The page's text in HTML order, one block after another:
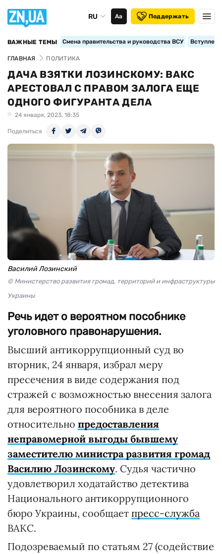
RU Аа Поддержать
ВАЖНЫЕ ТЕМЫ Смена правительства и руководства ВСУ
ГЛАВНАЯ ПОЛИТИКА
ДАЧА ВЗЯТКИ ЛОЗИНСКОМУ: ВАКС
АРЕСТОВАЛ С ПРАВОМ ЗАЛОГА ЕЩЕ
ОДНОГО ФИГУРАНТА ДЕЛА
24 января, 2023, 18:35
Поделиться
Василий Лозинский
© Министерство развития громад, территорий и инфраструктуры
Украины
Речь идет о вероятном пособнике
уголовного правонарушения.
Высший антикоррупционный суд во
вторник, 24 января, избрал меру
пресечения в виде содержания под
стражей с возможностью внесения залога
для вероятного пособника в деле
относительно предоставления
неправомерной выгоды бывшему
заместителю министра развития громад
Василию Лозинскому. Судья частично
удовлетворил ходатайство детектива
Национального антикоррупционного
бюро Украины, сообщает пресс-служба
ВАКС.
Подозреваемый по статьям 27 (содействие